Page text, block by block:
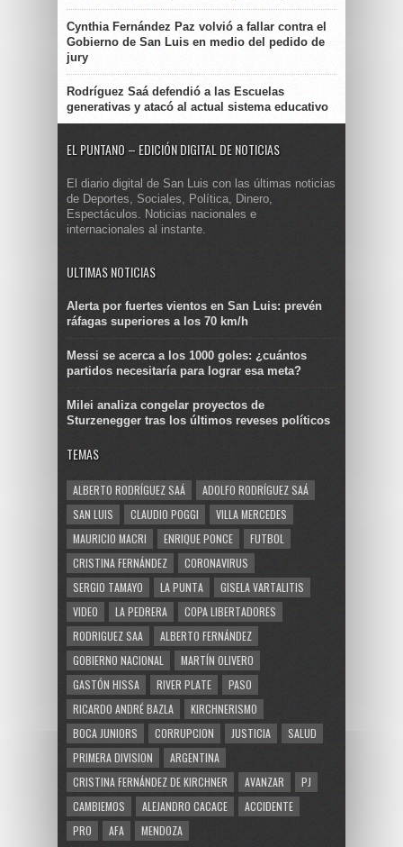
Cynthia Fernández Paz volvió a fallar contra el
Gobierno de San Luis en medio del pedido de
jury
Rodríguez Saá defendió a las Escuelas
generativas y atacó al actual sistema educativo
EL PUNTANO – EDICIÓN DIGITAL DE NOTICIAS
El diario digital de San Luis con las últimas noticias
de Deportes, Sociales, Política, Dinero,
Espectáculos. Noticias nacionales e
internacionales al instante.
ULTIMAS NOTICIAS
Alerta por fuertes vientos en San Luis: prevén
ráfagas superiores a los 70 km/h
Messi se acerca a los 1000 goles: ¿cuántos
partidos necesitaría para lograr esa meta?
Milei analiza congelar proyectos de
Sturzenegger tras los últimos reveses políticos
TEMAS
ALBERTO RODRÍGUEZ SAÁ
ADOLFO RODRÍGUEZ SAÁ
SAN LUIS
CLAUDIO POGGI
VILLA MERCEDES
MAURICIO MACRI
ENRIQUE PONCE
FUTBOL
CRISTINA FERNÁNDEZ
CORONAVIRUS
SERGIO TAMAYO
LA PUNTA
GISELA VARTALITIS
VIDEO
LA PEDRERA
COPA LIBERTADORES
RODRIGUEZ SAA
ALBERTO FERNÁNDEZ
GOBIERNO NACIONAL
MARTÍN OLIVERO
GASTÓN HISSA
RIVER PLATE
PASO
RICARDO ANDRÉ BAZLA
KIRCHNERISMO
BOCA JUNIORS
CORRUPCION JUSTICIA
SALUD
PRIMERA DIVISION
ARGENTINA
CRISTINA FERNÁNDEZ DE KIRCHNER
AVANZAR
PJ
CAMBIEMOS
ALEJANDRO CACACE
ACCIDENTE
PRO
AFA MENDOZA